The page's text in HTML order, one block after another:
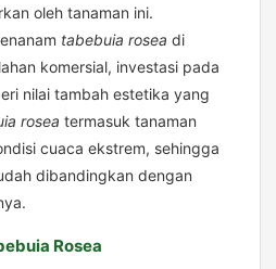
oleh tanaman ini.
tabebuia rosea di
komersial, investasi pada
nilai tambah estetika yang
rosea termasuk tanaman
cuaca ekstrem, sehingga
dibandingkan dengan
Rosea